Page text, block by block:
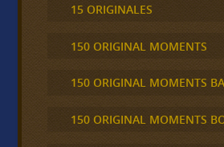
15 ORIGINALES
150 ORIGINAL MOMENTS
150 ORIGINAL MOMENTS
150 ORIGINAL MOMENTS